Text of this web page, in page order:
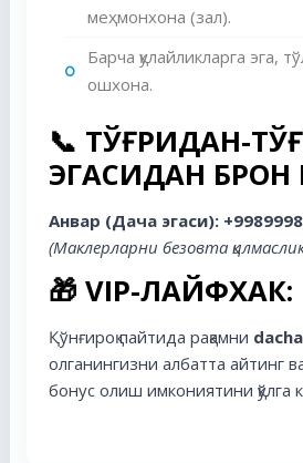
меҳмонхона (зал).
Барча қулайликларга эга,
ошхона.
📞 ТЎҒРИДАН-
ЭГАСИДАН БРОН
Анвар (Дача эгаси):
(Маклерларни безовта
🎁 VIP-ЛАЙФХАК:
Қўнғироқ пайтида рақамни
олганингизни албатта айтинг
бонус олиш имкониятини қўлга